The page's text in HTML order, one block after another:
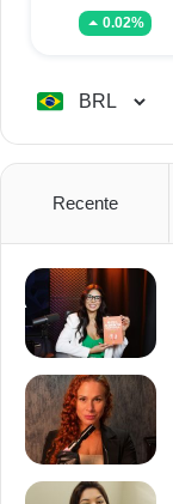
0.02%
Recente